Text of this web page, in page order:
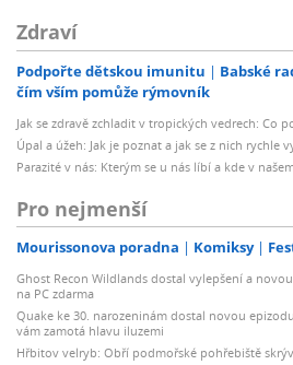
Zdraví
Podpořte dětskou imunitu Babské
čím vším pomůže rýmovník
Jak se zdravě zchladit v tropických vedrech: Co
Úpal a úžeh: Jak je poznat a jak se z nich rychle
Parazité v nás: Kterým se u nás líbí a kde v
Pro nejmenší
Mourissonova poradna Komiksy
Ghost Recon Wildlands dostal vylepšení a
na PC zdarma
Quake ke 30. narozeninám dostal novou
vám zamotá hlavu iluzemi
Hřbitov velryb: Obří podmořské pohřebiště